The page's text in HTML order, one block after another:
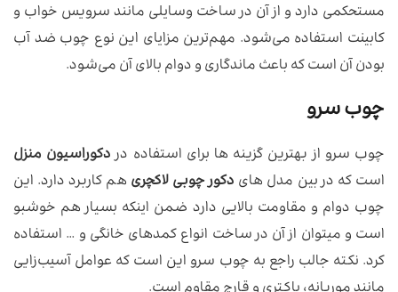
مستحکمی دارد و از آن در ساخت وسایلی مانند سرویس خواب و
کابینت استفاده می‌شود. مهم‌ترین مزایای این نوع چوب ضد آب
بودن آن است که باعث ماندگاری و دوام بالای آن می‌شود.
چوب سرو
چوب سرو از بهترین گزینه ها برای استفاده دردکوراسیون منزل
است که در بین مدل های دکور چوبی لاکچری هم کاربرد دارد. این
چوب دوام و مقاومت بالایی دارد ضمن اینکه بسیار هم خوشبو
است و میتوان از آن در ساخت انواع کمدهای خانگی و … استفاده
کرد. نکته جالب راجع به چوب سرو این است که عوامل آسیب‌زایی